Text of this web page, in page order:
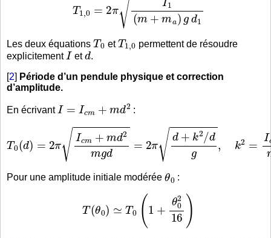
T1 2π ( a)g
Les deux équations
T0
et
T1
permettent de résoudre
explicitement
I
et
d
.
[2] Période d’un pendule physique et correction
d’amplitude.
En écrivant
I= m d
:
T0 ( d) π m +md2 mgd πd k2/dg ,k2=I m
Pour une amplitude initiale modérée
θ
:
T(θ0) T0 1+θ 0 16